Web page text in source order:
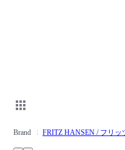
Brand FRITZ HANSEN / フリッ